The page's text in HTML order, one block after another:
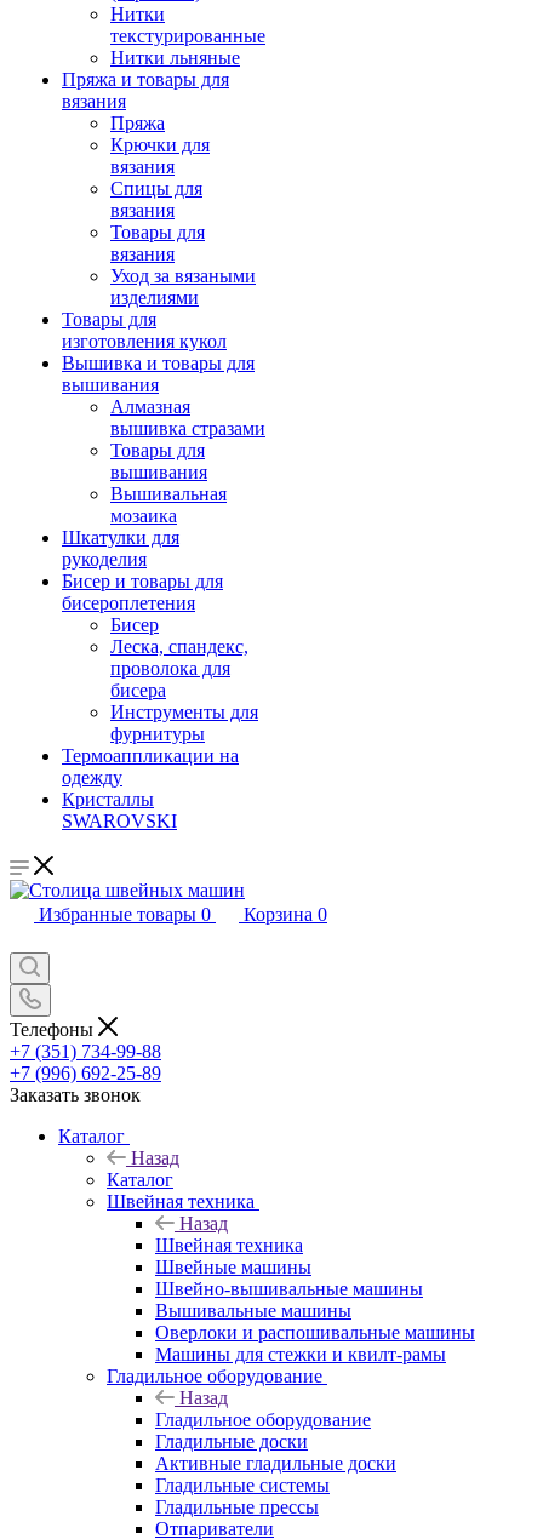
Нитки
текстурированные
Нитки льняные
Пряжа и товары для
вязания
Пряжа
Крючки для
вязания
Спицы для
вязания
Товары для
вязания
Уход за вязаными
изделиями
Товары для
изготовления кукол
Вышивка и товары для
вышивания
Алмазная
вышивка стразами
Товары для
вышивания
Вышивальная
мозаика
Шкатулки для
рукоделия
Бисер и товары для
бисероплетения
Бисер
Леска, спандекс,
проволока для
бисера
Инструменты для
фурнитуры
Термоаппликации на
одежду
Кристаллы
SWAROVSKI
Избранные товары 0 Корзина 0
Телефоны
+7 (351) 734-99-88
+7 (996) 692-25-89
Заказать звонок
Каталог
Назад
Каталог
Швейная техника
Назад
Швейная техника
Швейные машины
Швейно-вышивальные машины
Вышивальные машины
Оверлоки и распошивальные машины
Машины для стежки и квилт-рамы
Гладильное оборудование
Назад
Гладильное оборудование
Гладильные доски
Активные гладильные доски
Гладильные системы
Гладильные прессы
Отпариватели